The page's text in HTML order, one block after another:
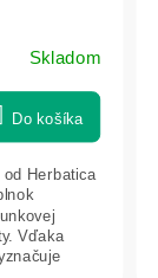
Skladom
Do košíka
Herbatica
Vďaka